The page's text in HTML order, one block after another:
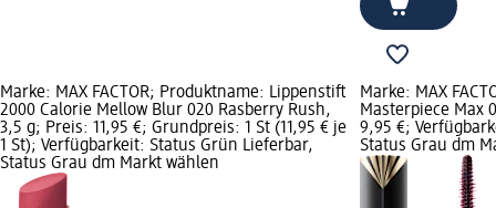
Marke: MAX FACTOR; Produktname: Lippenstift
2000 Calorie Mellow Blur 020 Rasberry Rush,
3,5 g; Preis: 11,95 €; Grundpreis: 1 St (11,95 € je
1 St); Verfügbarkeit: Status Grün Lieferbar,
Status Grau dm Markt wählen
Marke: MAX
Masterpiece Max
9,95 €;
Status Grau dm